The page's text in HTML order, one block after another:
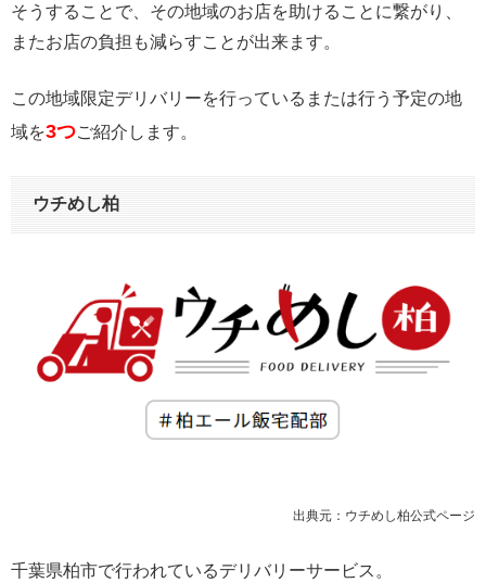
そうすることで、その地域のお店を助けることに繋がり、
またお店の負担も減らすことが出来ます。
この地域限定デリバリーを行っているまたは行う予定の地
域を3つご紹介します。
ウチめし柏
出典元：ウチめし柏公式ページ
千葉県柏市で行われているデリバリーサービス。